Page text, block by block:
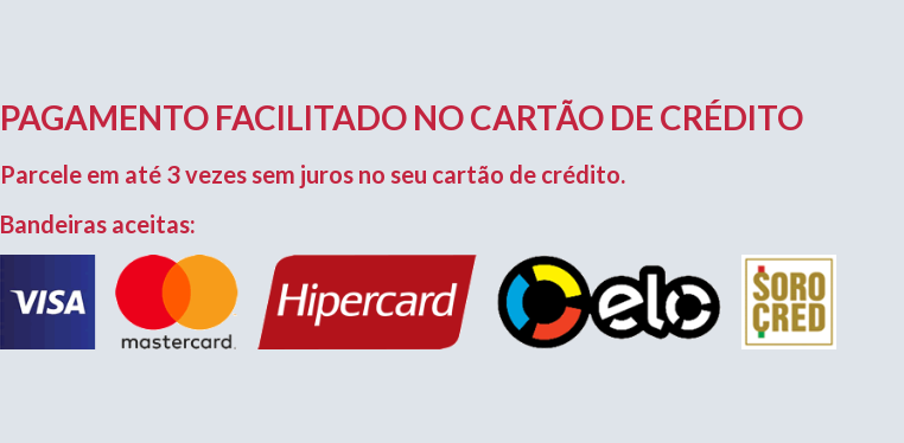
PAGAMENTO FACILITADO NO CARTÃO DE CRÉDITO
Parcele em até 3 vezes sem juros no seu cartão de crédito.
Bandeiras aceitas: